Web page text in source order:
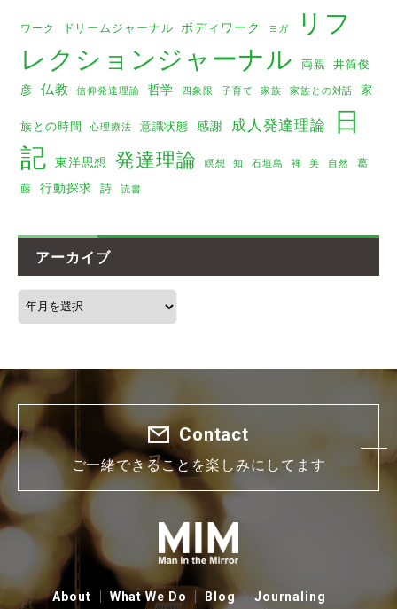
ワーク ドリームジャーナル ボディワーク ヨガ
リフ
レクションジャーナル 両親 井筒俊
彦 仏教 信仰発達理論 哲学 四象限 子育て 家族 家族との対話 家
族との時間 心理療法 意識状態 感謝 成人発達理論
日
記 東洋思想 発達理論 瞑想 知 石垣島 禅 美 自然
葛
藤 行動探求 詩 読書
アーカイブ
Contact
ご一緒できることを楽しみにしてます
About What We Do Blog
Journaling